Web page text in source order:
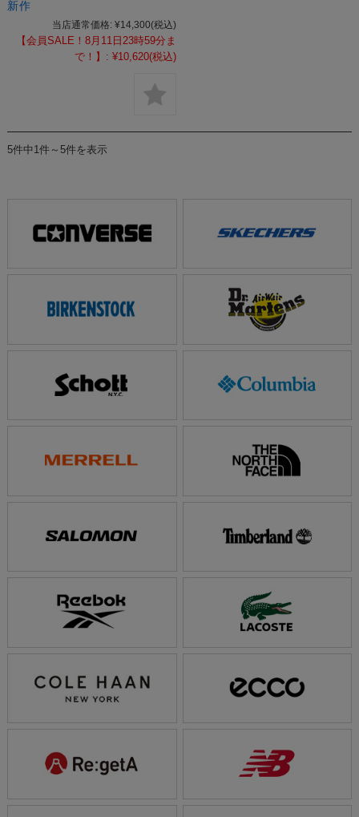
新作
当店通常価格: ¥14,300(税込)
【会員SALE！8月11日23時59分ま
で！】: ¥10,620(税込)
5件中1件～5件を表示